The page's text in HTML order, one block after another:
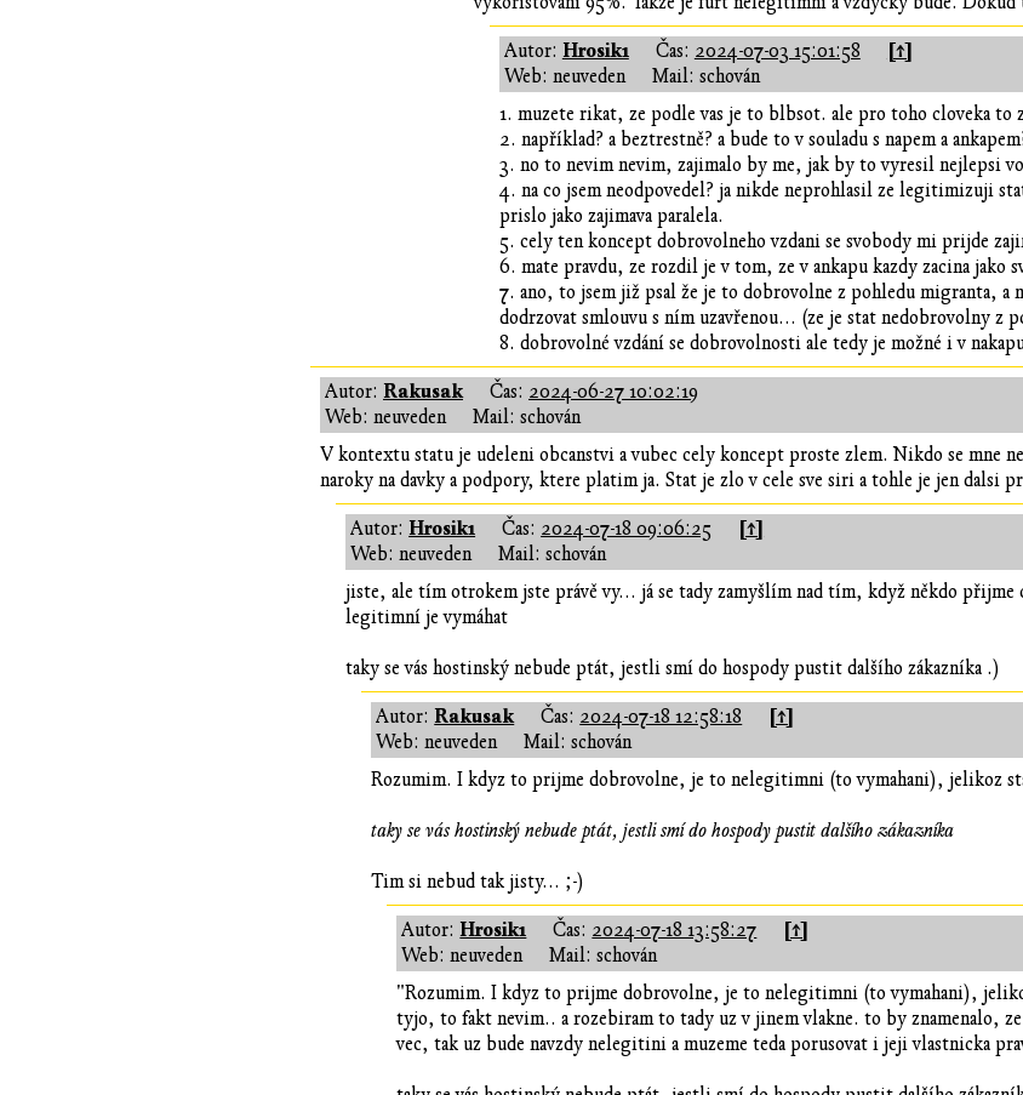
Autor: Hrosik1 Čas: 2024-07-03 15:01:58 [↑]
Web: neuveden
Mail: schován
1. muzete rikat, ze podle vas je to blbsot. ale pro toho cloveka to
2. například? a beztrestně? a bude to v souladu s napem a
3. no to nevim nevim, zajimalo by me, jak by to vyresil nejlepsi
4. na co jsem neodpovedel? ja nikde neprohlasil ze legitimizuji
prislo jako zajimava paralela.
5. cely ten koncept dobrovolneho vzdani se svobody mi prijde
6. mate pravdu, ze rozdil je v tom, ze v ankapu kazdy zacina jako
7. ano, to jsem již psal že je to dobrovolne z pohledu migranta,
dodrzovat smlouvu s ním uzavřenou... (ze je stat nedobrovolny z
8. dobrovolné vzdání se dobrovolnosti ale tedy je možné i v
Autor: Rakusak Čas: 2024-06-27 10:02:19
Web: neuveden
Mail: schován
V kontextu statu je udeleni obcanstvi a vubec cely koncept proste zlem. Nikdo se mne
naroky na davky a podpory, ktere platim ja. Stat je zlo v cele sve siri a tohle je jen dalsi
Autor:Hrosik1 Čas: 2024-07-18 09:06:25 [↑]
Web: neuveden
Mail: schován
jiste, ale tím otrokem jste právě vy... já se tady zamyšlím nad tím, když někdo
legitimní je vymáhat
taky se vás hostinský nebude ptát, jestli smí do hospody pustit dalšího zákazníka .)
Autor:Rakusak Čas: 2024-07-18 12:58:18 [↑]
Web: neuveden
Mail: schován
Rozumim. I kdyz to prijme dobrovolne, je to nelegitimni (to vymahani), jelikoz
taky se vás hostinský nebude ptát, jestli smí do hospody pustit dalšího zákazníka
Tim si nebud tak jisty... ;-)
Autor:Hrosik1 Čas: 2024-07-18 13:58:27 [↑]
Web: neuveden
Mail: schován
"Rozumim. I kdyz to prijme dobrovolne, je to nelegitimni (to vymahani),
tyjo, to fakt nevim.. a rozebiram to tady uz v jinem vlakne. to by znamenalo,
vec, tak uz bude navzdy nelegitini a muzeme teda porusovat i jeji vlastnicka